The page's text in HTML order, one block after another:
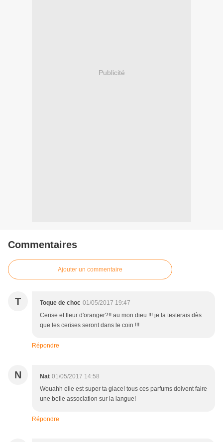
Publicité
Commentaires
Ajouter un commentaire
T Toque de choc 01/05/2017 19:47
Cerise et fleur d'oranger?!! au mon dieu !!! je la testerais dès
que les cerises seront dans le coin !!!
Répondre
N Nat 01/05/2017 14:58
Wouahh elle est super ta glace! tous ces parfums doivent faire
une belle association sur la langue!
Répondre